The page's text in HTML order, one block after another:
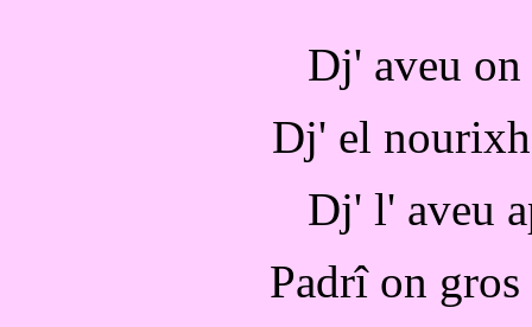
Dj' aveu on
Dj' el
Dj' l' aveu
Padrî on